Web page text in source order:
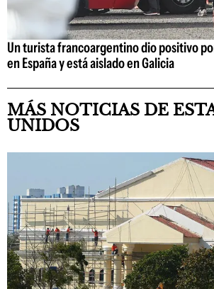
Un turista francoargentino dio positivo
en España y está aislado en Galicia
MÁS NOTICIAS DE
UNIDOS